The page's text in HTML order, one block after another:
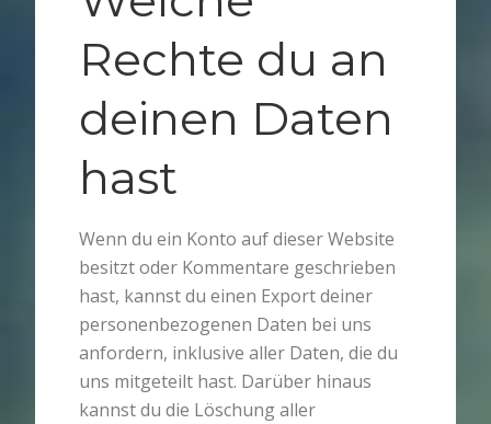
Rechte du an
deinen Daten
hast
Wenn du ein Konto auf dieser Website
besitzt oder Kommentare geschrieben
hast, kannst du einen Export deiner
personenbezogenen Daten bei uns
anfordern, inklusive aller Daten, die du
uns mitgeteilt hast. Darüber hinaus
kannst du die Löschung aller